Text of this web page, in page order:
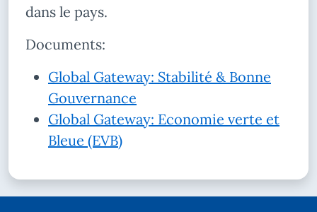
dans le pays.
Documents:
Global Gateway: Stabilité & Bonne
Gouvernance
Global Gateway: Economie verte et
Bleue (EVB)